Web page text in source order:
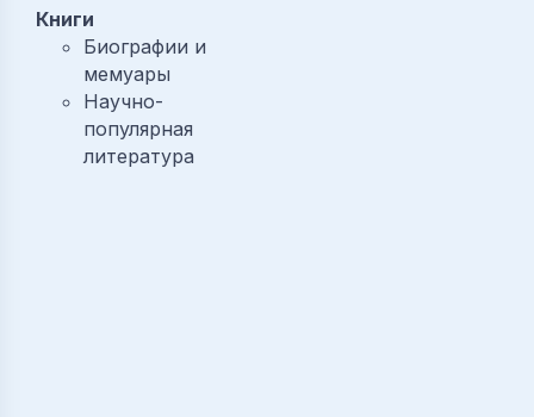
Книги
Биографии и
мемуары
Научно-
популярная
литература